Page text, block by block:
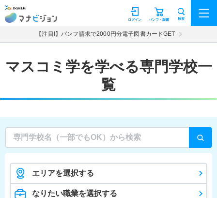
マナビジョン パンフ・願書
ログイン 検索
【注目!】パンフ請求で2000円分電子図書カードGET
マスコミ学を学べる専門学校一
覧
エリアを選択する
なりたい職業を選択する